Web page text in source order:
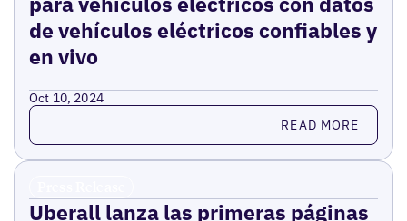
de vehículos eléctricos confiables y
en vivo
Oct 10, 2024
Read more READ MORE
Uberall lanza las primeras páginas